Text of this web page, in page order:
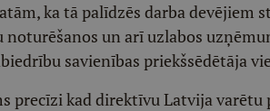
ka tā palīdzēs darba
noturēšanos un arī uzlabos
savienības priekšsēdētāja
precīzi kad direktīvu Latvija